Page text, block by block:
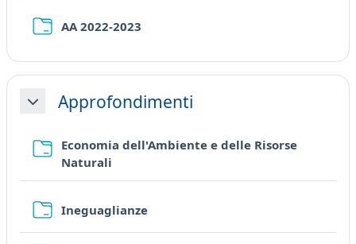
AA 2022-2023
CollapseApprofondimenti
Economia dell'Ambiente e delle Risorse
Naturali
IneguaglianzeFolder